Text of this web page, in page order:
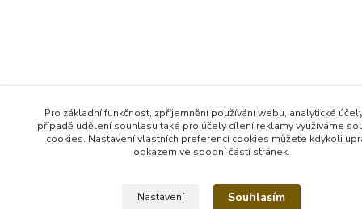
Pro základní funkčnost, zpříjemnění používání webu, analytické
případě udělení souhlasu také pro účely cílení reklamy využíváme
cookies. Nastavení vlastních preferencí cookies můžete kdykoli
odkazem ve spodní části stránek.
Nastavení Souhlasím